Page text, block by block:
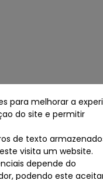
para melhorar a
do site e permitir
de texto
visita um website.
depende do
podendo este